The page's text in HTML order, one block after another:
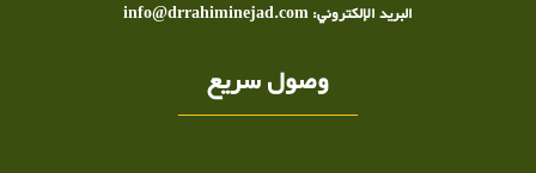
البريد الإلكتروني: info@drrahiminejad.com
وصول سريع